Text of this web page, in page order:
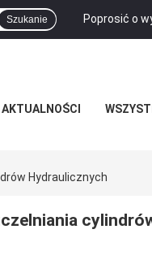
Poprosić o
Szukanie
AKTUALNOŚCI
Hydraulicznych